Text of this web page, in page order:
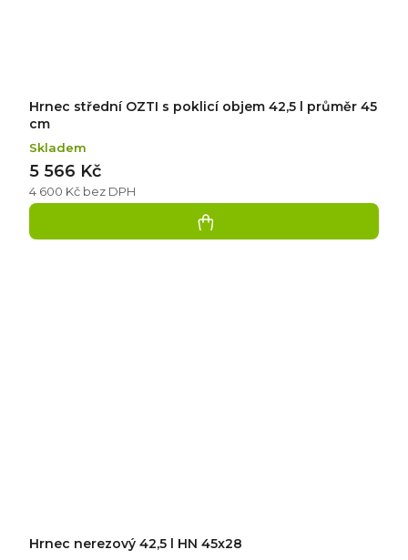
Hrnec střední OZTI s poklicí objem 42,5 l průměr 45
cm
Skladem
4 600 Kč bez DPH
5 566 Kč
Hrnec nerezový 42,5 l HN 45x28